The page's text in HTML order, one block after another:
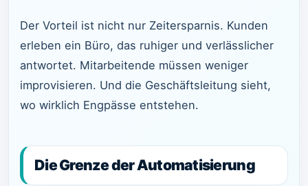
Der Vorteil ist nicht nur Zeitersparnis. Kunden
erleben ein Büro, das ruhiger und verlässlicher
antwortet. Mitarbeitende müssen weniger
improvisieren. Und die Geschäftsleitung sieht,
wo wirklich Engpässe entstehen.
Die Grenze der Automatisierung